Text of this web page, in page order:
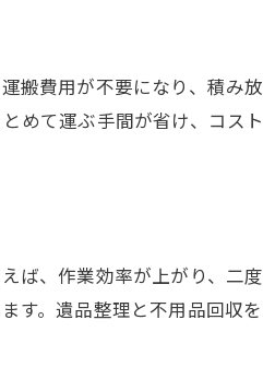
搬費用が不要になり、積み放
めて運ぶ手間が省け、コスト
ば、作業効率が上がり、二度
す。遺品整理と不用品回収を